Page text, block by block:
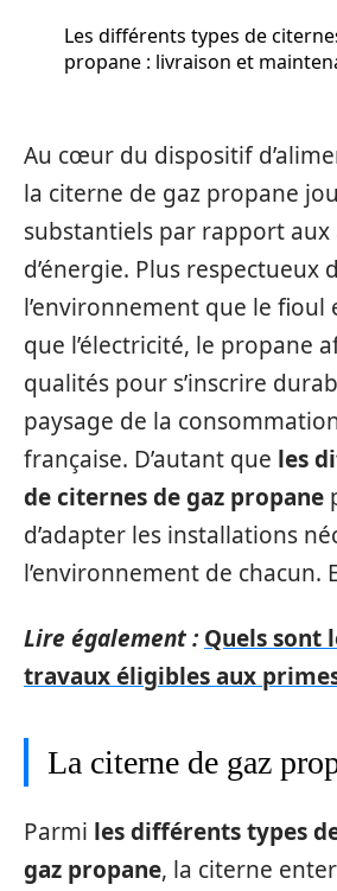
Les différents types de
propane : livraison et
Au cœur du dispositif
la citerne de gaz propane
substantiels par rapport aux
d’énergie. Plus respectueux
l’environnement que le fioul
que l’électricité, le propane
qualités pour s’inscrire
paysage de la
française. D’autant que les
de citernes de gaz propane
d’adapter les installations
l’environnement de chacun.
Lire également : Quels sont
travaux éligibles aux primes
La citerne de gaz
Parmi les différents types
gaz propane, la citerne